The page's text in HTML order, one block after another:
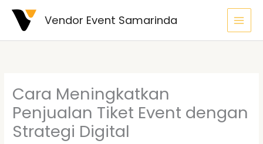
Skip
Vendor Event Samarinda
Cara Meningkatkan
Penjualan Tiket Event dengan
Strategi Digital